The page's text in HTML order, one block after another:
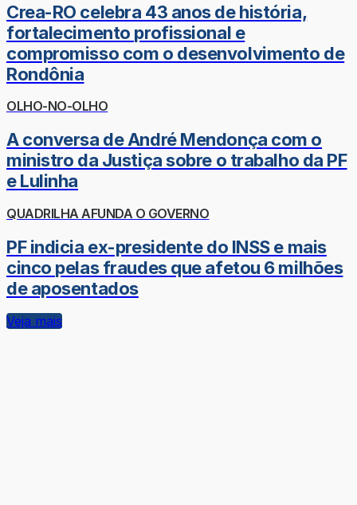
Crea-RO celebra 43 anos de história,
fortalecimento profissional e
compromisso com o desenvolvimento de
Rondônia
OLHO-NO-OLHO
A conversa de André Mendonça com o
ministro da Justiça sobre o trabalho da PF
e Lulinha
QUADRILHA AFUNDA O GOVERNO
PF indicia ex-presidente do INSS e mais
cinco pelas fraudes que afetou 6 milhões
de aposentados
Veja mais